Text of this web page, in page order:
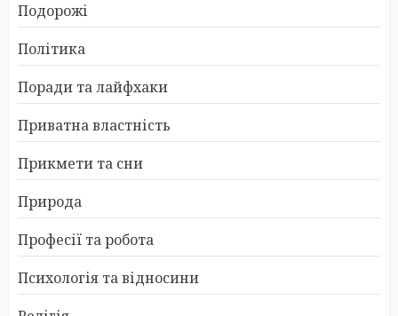
Подорожі
Політика
Поради та лайфхаки
Приватна властність
Прикмети та сни
Природа
Професії та робота
Психологія та відносини